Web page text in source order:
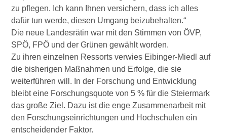
zu pflegen. Ich kann Ihnen versichern, dass ich alles
dafür tun werde, diesen Umgang beizubehalten.“
Die neue Landesrätin war mit den Stimmen von ÖVP,
SPÖ, FPÖ und der Grünen gewählt worden.
Zu ihren einzelnen Ressorts verwies Eibinger-Miedl auf
die bisherigen Maßnahmen und Erfolge, die sie
weiterführen will. In der Forschung und Entwicklung
bleibt eine Forschungsquote von 5 % für die Steiermark
das große Ziel. Dazu ist die enge Zusammenarbeit mit
den Forschungseinrichtungen und Hochschulen ein
entscheidender Faktor.